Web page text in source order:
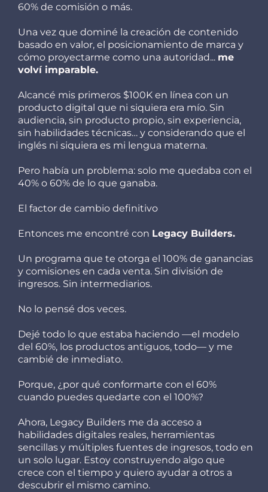
60% de comisión o más.
Una vez que dominé la creación de contenido
basado en valor, el posicionamiento de marca y
cómo proyectarme como una autoridad... me
volví imparable.
Alcancé mis primeros $100K en línea con un
producto digital que ni siquiera era mío. Sin
audiencia, sin producto propio, sin experiencia,
sin habilidades técnicas… y considerando que el
inglés ni siquiera es mi lengua materna.
Pero había un problema: solo me quedaba con el
40% o 60% de lo que ganaba.
El factor de cambio definitivo
Entonces me encontré con Legacy Builders.
Un programa que te otorga el 100% de ganancias
y comisiones en cada venta. Sin división de
ingresos. Sin intermediarios.
No lo pensé dos veces.
Dejé todo lo que estaba haciendo —el modelo
del 60%, los productos antiguos, todo— y me
cambié de inmediato.
Porque, ¿por qué conformarte con el 60%
cuando puedes quedarte con el 100%?
Ahora, Legacy Builders me da acceso a
habilidades digitales reales, herramientas
sencillas y múltiples fuentes de ingresos, todo en
un solo lugar. Estoy construyendo algo que
crece con el tiempo y quiero ayudar a otros a
descubrir el mismo camino.